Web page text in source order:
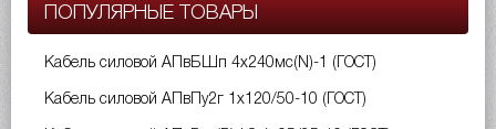
ПОПУЛЯРНЫЕ ТОВАРЫ
Кабель силовой АПвБШп 4х240мс(N)-1 (ГОСТ)
Кабель силовой АПвПу2г 1х120/50-10 (ГОСТ)